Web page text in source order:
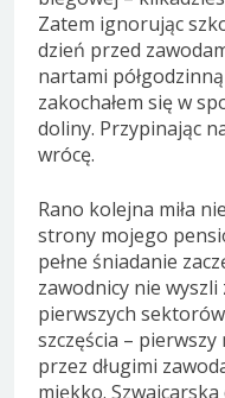
Zatem ignorując
dzień przed
nartami
zakochałem się w
doliny. Przypinając
wrócę.
Rano kolejna miła
strony mojego
pełne śniadanie
zawodnicy nie
pierwszych
szczęścia –
przez długimi
miękko.